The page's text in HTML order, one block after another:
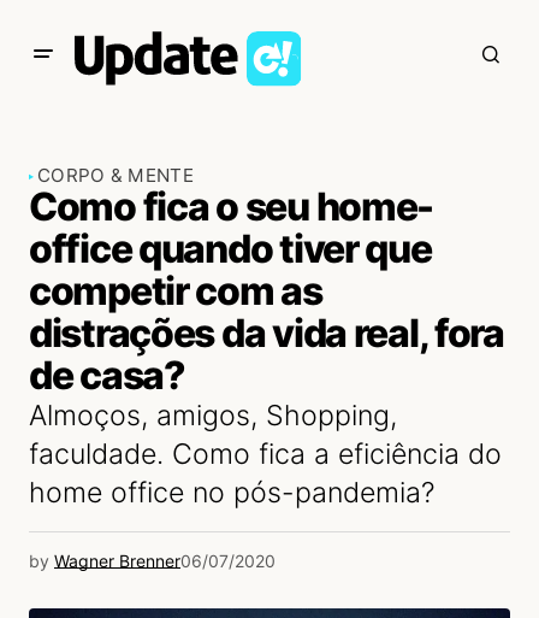
CORPO & MENTE
Como fica o seu home-
office quando tiver que
competir com as
distrações da vida real, fora
de casa?
Almoços, amigos, Shopping,
faculdade. Como fica a eficiência do
home office no pós-pandemia?
by Wagner Brenner06/07/2020